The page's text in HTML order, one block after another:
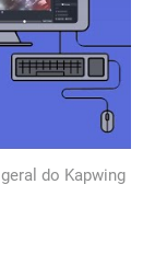
I/O '18)
do Kapwing